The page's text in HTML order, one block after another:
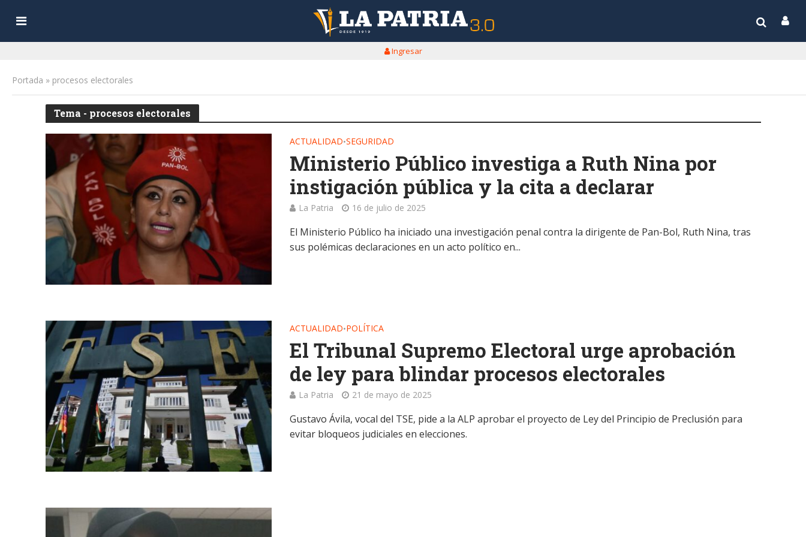
Ingresar
Portada » procesos electorales
Tema - procesos electorales
ACTUALIDAD•SEGURIDAD
Ministerio Público investiga a Ruth Nina por
instigación pública y la cita a declarar
La Patria 16 de julio de 2025
El Ministerio Público ha iniciado una investigación penal contra la dirigente de Pan-Bol, Ruth Nina, tras
sus polémicas declaraciones en un acto político en...
ACTUALIDAD•POLÍTICA
El Tribunal Supremo Electoral urge aprobación
de ley para blindar procesos electorales
La Patria 21 de mayo de 2025
Gustavo Ávila, vocal del TSE, pide a la ALP aprobar el proyecto de Ley del Principio de Preclusión para
evitar bloqueos judiciales en elecciones.